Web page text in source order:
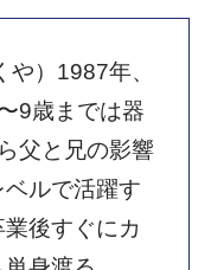
た。スロバ
立大学院卒
コ・デラッ